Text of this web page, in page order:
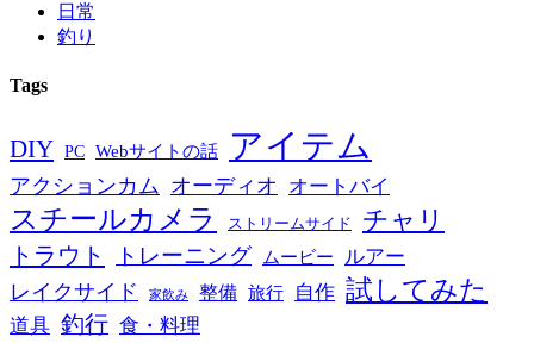
日常
釣り
Tags
DIY PC Webサイトの話 アイテム
アクションカム オーディオ オートバイ
スチールカメラ ストリームサイド チャリ
トラウト トレーニング ムービー
ルアー
レイクサイド
家飲み 整備 旅行 自作 試してみた
道具 釣行 食・料理